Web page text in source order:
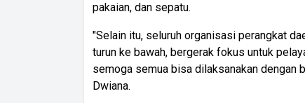
pakaian, dan sepatu.
"Selain itu, seluruh organisasi perangkat
turun ke bawah, bergerak fokus untuk
semoga semua bisa dilaksanakan dengan
Dwiana.